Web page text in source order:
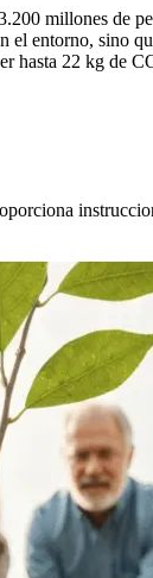
millones de
el entorno, sino
hasta 22 kg de